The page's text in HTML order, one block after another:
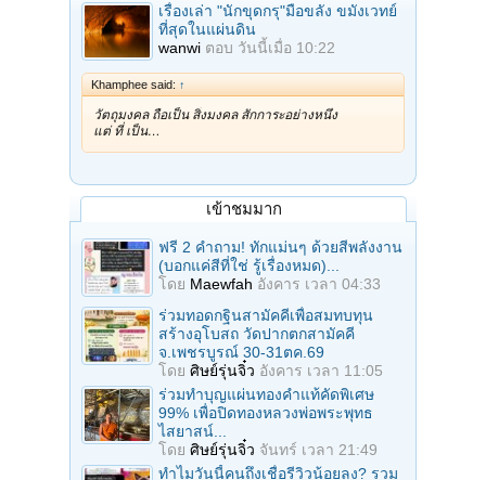
เรื่องเล่า "นักขุดกรุ"มือขลัง ขมังเวทย์
ที่สุดในแผ่นดิน
wanwi ตอบ วันนี้เมื่อ 10:22
Khamphee said: ↑
วัตถุมงคล ถือเป็น สิ่งมงคล สักการะอย่างหนึ่ง
แต่ ที่ เป็น…
เข้าชมมาก
ฟรี 2 คำถาม! ทักแม่นๆ ด้วยสีพลังงาน
(บอกแค่สีที่ใช่ รู้เรื่องหมด)...
โดย Maewfah อังคาร เวลา 04:33
ร่วมทอดกฐินสามัคคีเพื่อสมทบทุน
สร้างอุโบสถ วัดปากตกสามัคคี
จ.เพชรบูรณ์ 30-31ตค.69
โดย ศิษย์รุ่นจิ๋ว อังคาร เวลา 11:05
ร่วมทําบุญแผ่นทองคำแท้คัดพิเศษ
99% เพื่อปิดทองหลวงพ่อพระพุทธ
ไสยาสน์...
โดย ศิษย์รุ่นจิ๋ว จันทร์ เวลา 21:49
ทำไมวันนี้คนถึงเชื่อรีวิวน้อยลง? รวม